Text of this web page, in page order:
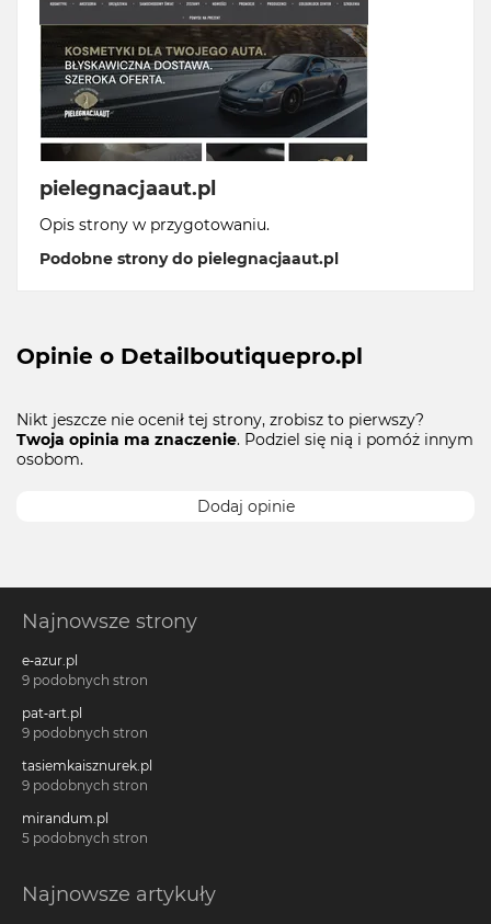
pielegnacjaaut.pl
Opis strony w przygotowaniu.
Podobne strony do pielegnacjaaut.pl
Opinie o Detailboutiquepro.pl
Nikt jeszcze nie ocenił tej strony, zrobisz to pierwszy?
Twoja opinia ma znaczenie. Podziel się nią i pomóż innym
osobom.
Dodaj opinie
Najnowsze strony
e-azur.pl
9 podobnych stron
pat-art.pl
9 podobnych stron
tasiemkaisznurek.pl
9 podobnych stron
mirandum.pl
5 podobnych stron
Najnowsze artykuły